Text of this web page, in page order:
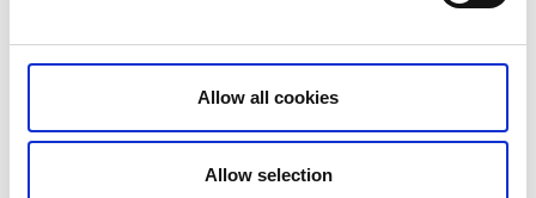
Allow all cookies
Allow selection
Vägverkets avgiftsfria färja (tar 12 min) till Hönö färjeläge.